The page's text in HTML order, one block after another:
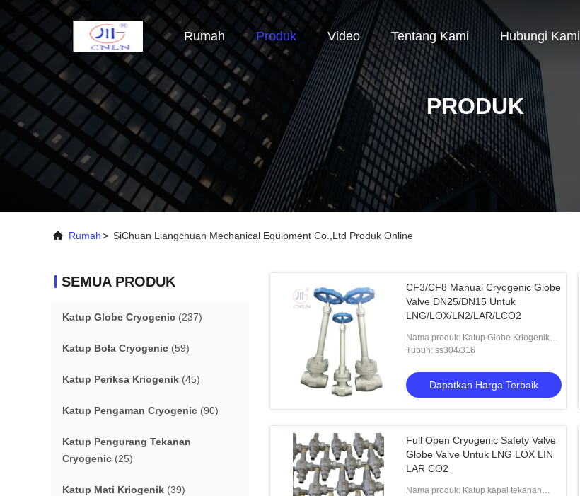
Rumah Produk Video Tentang Kami Hubungi Kami
PRODUK
Rumah> SiChuan Liangchuan Mechanical Equipment Co.,Ltd Produk Online
SEMUA PRODUK
Katup Globe Cryogenic (237)
Katup Bola Cryogenic (59)
Katup Periksa Kriogenik (45)
Katup Pengaman Cryogenic (90)
Katup Pengurang Tekanan
Cryogenic (25)
Katup Mati Kriogenik (39)
CF3/CF8 Manual Cryogenic Globe
Valve DN25/DN15 Untuk
LNG/LOX/LN2/LAR/LCO2
Nama produk: Katup Globe Kriogenik
tipe A
Tubuh: ss304/316
Dapatkan Harga Terbaik
Full Open Cryogenic Safety Valve
Globe Valve Untuk LNG LOX LIN
LAR CO2
Nama produk: Katup kapal tekanan